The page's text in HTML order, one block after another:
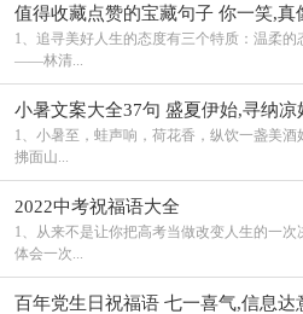
值得收藏点赞的宝藏句子 你一笑,真
1、追寻美好人生的态度有三个特质：温柔的
——林清...
小暑文案大全37句 盛夏伊始,寻纳凉
1、小暑至，蛙声响，荷花香，纵饮一盏美
拂面山...
2022中考祝福语大全
1、从来不是让你把高考当做改变人生的一
体会一次...
百年党生日祝福语 七一喜气,信息达